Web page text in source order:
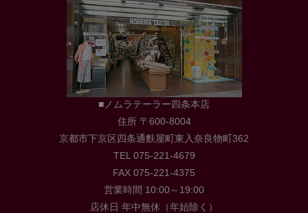
■ノムラテーラー四条本店
住所 〒600-8004
京都市下京区四条通麩屋町東入奈良物町362
TEL 075-221-4679
FAX 075-221-4375
営業時間 10:00～19:00
店休日 年中無休（年始除く）